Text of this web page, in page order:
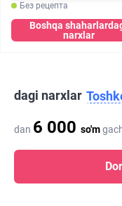
Без рецепта
Boshqa
narxlar
dagi narxlar
dan 6 000 so'm